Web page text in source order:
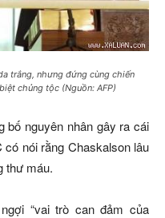
trắng, nhưng đứng cùng chiến
chủng tộc (Nguồn: AFP)
bố nguyên nhân gây ra cái
nói rằng Chaskalson lâu
thư máu.
“vai trò can đảm của